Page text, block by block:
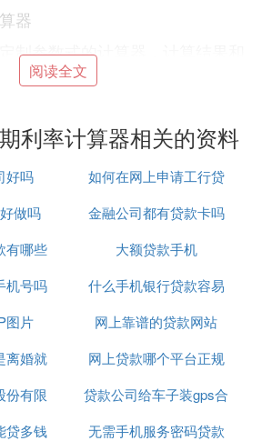
器
制参数式的计算器，计算结果和
的贷款决策提供了更真实、更有
算器
利息总额和还款总额。
用一次性还本付息或者分期付息
首先选择您的还款方式是等额本
写商业
贷款年限、贷款金额以及
贷款利息总额和还款总额等详细
阅读全文
利率计算器相关的资料
好吗
如何在网上申请工行贷
款
做吗
金融公司都有贷款卡吗
有哪些
大额贷款手机
机号吗
什么手机银行贷款容易
通过
图片
网上靠谱的贷款网站
离婚就
网上贷款哪个平台正规
利息低
份有限
心
贷款公司给车子装gps合
法吗
贷多钱
无需手机服务密码贷款